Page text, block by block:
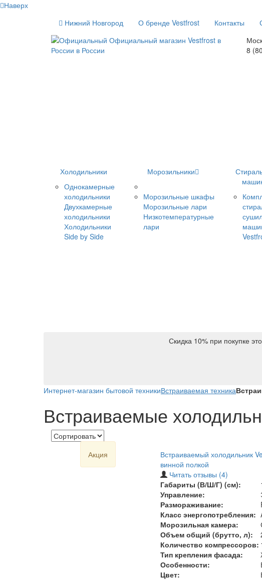
Наверх
Нижний Новгород
О бренде Vestfrost Контакты
8
Холодильники
Однокамерные
холодильники
Двухкамерные
холодильники
Холодильники
Side by Side
Морозильники
Морозильные шкафы
Морозильные лари
Низкотемпературные
лари
Скидка 10% при покупке
Интернет-магазин бытовой техникиВстраиваемая техника
Встраиваемые
Акция
Встраиваемый холодильник
винной полкой
Читать отзывы (4)
Габариты (В/Ш/Г) (см):
Управление:
Размораживание:
Класс энергопотребления:
Морозильная камера:
Объем общий (брутто, л):
Количество компрессоров:
Тип крепления фасада:
Особенности:
Цвет: